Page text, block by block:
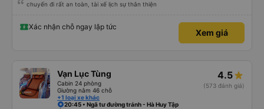
chuyến đi rất an toàn, tài xế lịch sự thân thiện
Xác nhận chỗ ngay lập tức
Xem giá
Vạn Lục Tùng
Cabin 24 phòng
Giường nằm 46 chỗ
+1 loại xe khác
4.5
(573 đánh giá)
20:45 • Ngã tư đường tránh - Hà Huy Tập